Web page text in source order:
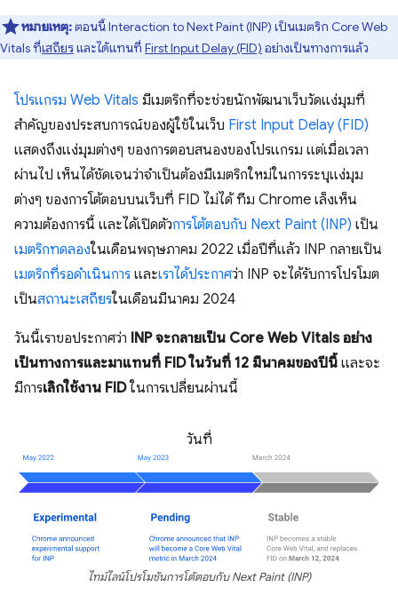
หมายเหตุ:ตอนนี้ Interaction to Next Paint (INP) เป็นเมตริก Core Web
Vitals ที่เสถียรและได้แทนที่ First Input Delay (FID) อย่างเป็นทางการแล้ว
โปรแกรม Web Vitals มีเมตริกที่จะช่วยนักพัฒนาเว็บวัดแง่มุมที่
สําคัญของประสบการณ์ของผู้ใช้ในเว็บ First Input Delay (FID)
แสดงถึงแง่มุมต่างๆ ของการตอบสนองของโปรแกรม แต่เมื่อเวลา
ผ่านไป เห็นได้ชัดเจนว่าจำเป็นต้องมีเมตริกใหม่ในการระบุแง่มุม
ต่างๆ ของการโต้ตอบบนเว็บที่ FID ไม่ได้ ทีม Chrome เล็งเห็น
ความต้องการนี้ และได้เปิดตัวการโต้ตอบกับ Next Paint (INP) เป็น
เมตริกทดลองในเดือนพฤษภาคม 2022 เมื่อปีที่แล้ว INP กลายเป็น
เมตริกที่รอดำเนินการ และเราได้ประกาศว่า INP จะได้รับการโปรโมต
เป็นสถานะเสถียรในเดือนมีนาคม 2024
วันนี้เราขอประกาศว่า INP จะกลายเป็น Core Web Vitals อย่าง
เป็นทางการและมาแทนที่ FID ในวันที่ 12 มีนาคมของปีนี้ และจะ
มีการเลิกใช้งาน FIDในการเปลี่ยนผ่านนี้
วันที่
ไทม์ไลน์โปรโมชันการโต้ตอบกับ Next Paint (INP)